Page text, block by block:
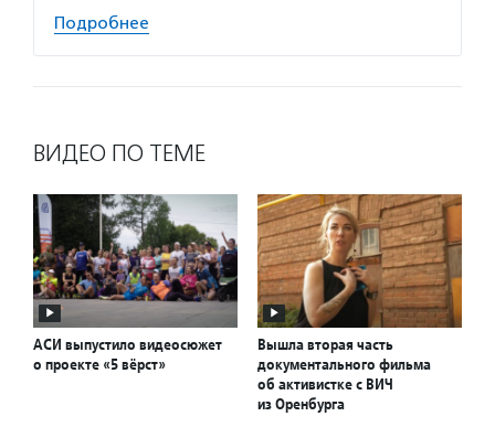
Подробнее
ВИДЕО ПО ТЕМЕ
АСИ выпустило видеосюжет
о проекте «5 вёрст»
Вышла вторая часть
документального фильма
об активистке с ВИЧ
из Оренбурга